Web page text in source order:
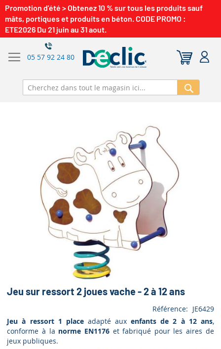
Promotion d'été > Obtenez 10 % sur tous les produits sauf
mâts, portiques et produits en béton. CODE PROMO :
ETE2026 Du 21 juin au 31 aout.
05 57 92 24 80
Jeu sur ressort 2 joues vache - 2 à 12 ans
Référence
JE6429
Jeu à ressort 1 placeadapté auxenfants de 2 à 12 ans,
conforme à la norme EN1176et fabriqué pour les aires de
jeux publiques.